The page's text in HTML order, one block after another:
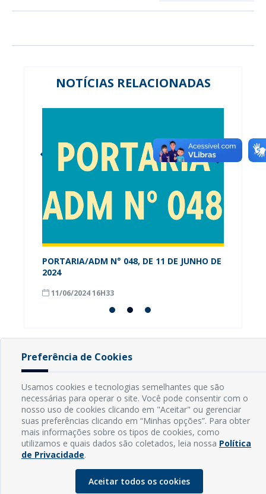
NOTÍCIAS RELACIONADAS
PORTARIA/ADM N° 048, DE 11 DE JUNHO DE
2024
11/06/2024 16H33
INFORMAÇÕES
Endereço: Rua Capitão Vicente de Brito, S/N - Centro
CEP: 59598-000 - Guamaré - RN
Contato: (84) 3525-2032
E-mail: diretoria@guamare.rn.leg.br
Horário: Segunda a sexta-feira, das 8h às 12h
Preferência de Cookies
Usamos cookies e tecnologias semelhantes que são
necessárias para operar o site. Você pode consentir com o
nosso uso de cookies clicando em "Aceitar" ou gerenciar
suas preferências clicando em “Minhas opções”. Para obter
mais informações sobre os tipos de cookies, como
utilizamos e quais dados são coletados, leia nossa Política
de Privacidade.
Aceitar todos os cookies